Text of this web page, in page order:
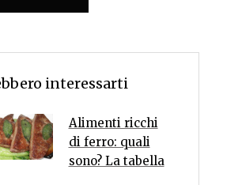
interessarti
Alimenti ricchi
di ferro: quali
sono? La tabella